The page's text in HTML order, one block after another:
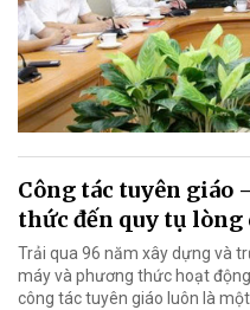
Công tác tuyên giáo
thức đến quy tụ lòng
Trải qua 96 năm xây dựng và
máy và phương thức hoạt
công tác tuyên giáo luôn là